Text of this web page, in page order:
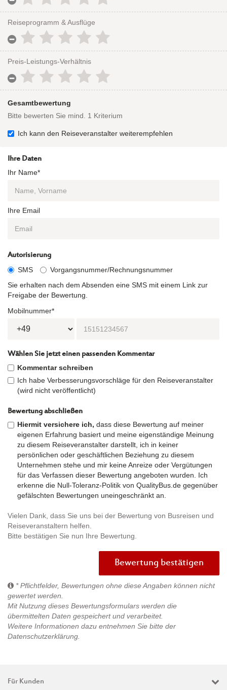
Reiseprogramm & Ausflüge
Preis-Leistungs-Verhältnis
Gesamtbewertung
Bitte bewerten Sie mind. 1 Kriterium
Ich kann den Reiseveranstalter weiterempfehlen
Ihre Daten
Ihr Name*
Ihre Email
Autorisierung
SMS
Vorgangsnummer/Rechnungsnummer
Sie erhalten nach dem Absenden eine SMS mit einem Link zur
Freigabe der Bewertung.
Mobilnummer*
Wählen Sie jetzt einen passenden Kommentar
Kommentar schreiben
Ich habe Verbesserungsvorschläge für den Reiseveranstalter
(wird nicht veröffentlicht)
Bewertung abschließen
Hiermit versichere ich, dass diese Bewertung auf meiner
eigenen Erfahrung basiert und meine eigenständige Meinung
zu diesem Reiseveranstalter darstellt, ich in keiner
persönlichen oder geschäftlichen Beziehung zu diesem
Unternehmen stehe und mir keine Anreize oder Vergütungen
für das Verfassen dieser Bewertung angeboten wurden. Ich
erkenne die Null-Toleranz-Politik von QualityBus.de gegenüber
gefälschten Bewertungen uneingeschränkt an.
Vielen Dank, dass Sie uns bei der Bewertung von Busreisen und
Reiseveranstaltern helfen.
Bitte bestätigen Sie nun Ihre Bewertung.
Bewertung bestätigen
* Pflichtfelder, Bewertungen ohne diese Angaben können nicht
gewertet werden.
Mit Nutzung dieses Bewertungsformulars werden die
übermittelten Daten gespeichert und verarbeitet.
Weitere Informationen dazu entnehmen Sie bitte der
Datenschutzerklärung
Für Kunden